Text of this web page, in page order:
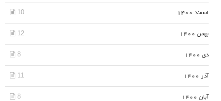
اسفند 1400 10
بهمن 1400 12
دی 1400 8
آذر 1400 11
آبان 1400 8